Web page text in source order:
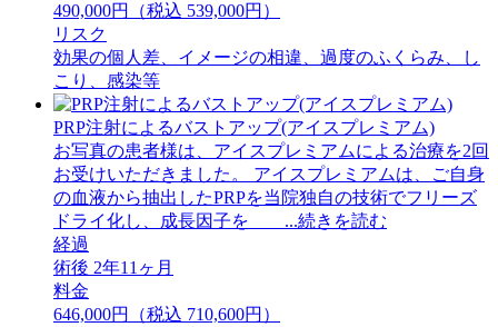
490,000円（税込 539,000円）
リスク
効果の個人差、イメージの相違、過度のふくらみ、し
こり、感染等
PRP注射によるバストアップ(アイスプレミアム)
お写真の患者様は、アイスプレミアムによる治療を2回
お受けいただきました。 アイスプレミアムは、ご自身
の血液から抽出したPRPを当院独自の技術でフリーズ
ドライ化し、成長因子を ...続きを読む
経過
術後 2年11ヶ月
料金
646,000円（税込 710,600円）